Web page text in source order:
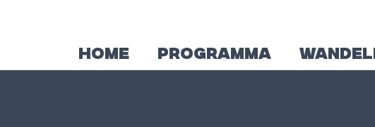
HOME PROGRAMMA